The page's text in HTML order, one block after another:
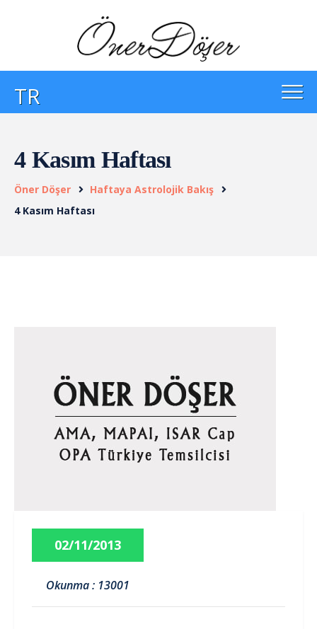
TR
4 Kasım Haftası
Öner Döşer
Haftaya Astrolojik Bakış
4 Kasım Haftası
02/11/2013
Okunma : 13001